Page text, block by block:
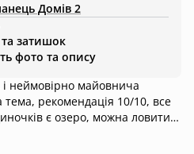
Домів 2
затишок
фото та опису
неймовірно майовнича
рекомендація 10/10, все
є озеро, можна ловити
комплекс, однозночно